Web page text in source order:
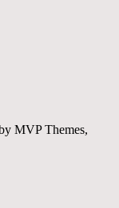
MVP Themes,